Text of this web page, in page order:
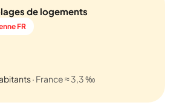
de logements
FR
· France ≈ 3,3 ‰